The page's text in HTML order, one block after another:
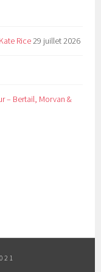
Rice29 juillet 2026
– Bertail, Morvan &